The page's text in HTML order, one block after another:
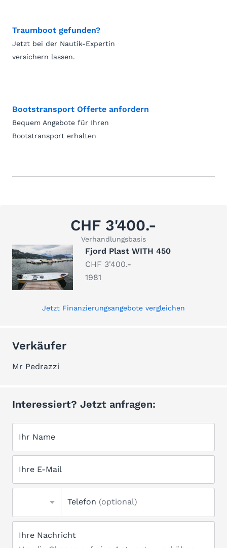
Traumboot gefunden?
Jetzt bei der Nautik-Expertin
versichern lassen.
Bootstransport Offerte anfordern
Bequem Angebote für Ihren
Bootstransport erhalten
CHF 3'400.-
Verhandlungsbasis
Fjord Plast WITH 450
CHF 3'400.-
1981
Jetzt Finanzierungsangebote vergleichen
Verkäufer
Mr Pedrazzi
Interessiert? Jetzt anfragen:
Ihr Name
Ihre E-Mail
Telefon (optional)
Ihre Nachricht